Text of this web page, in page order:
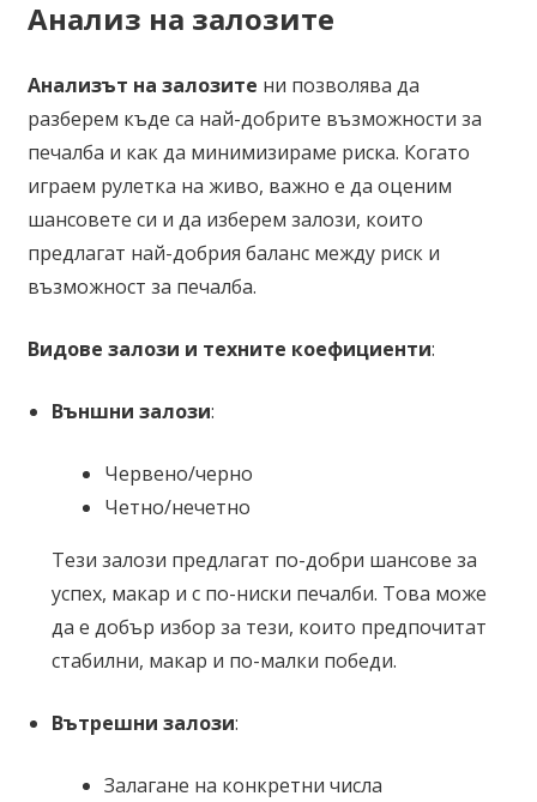
Анализ на залозите
Анализът на залозите ни позволява да
разберем къде са най-добрите възможности за
печалба и как да минимизираме риска. Когато
играем рулетка на живо, важно е да оценим
шансовете си и да изберем залози, които
предлагат най-добрия баланс между риск и
възможност за печалба.
Видове залози и техните коефициенти:
Външни залози:
Червено/черно
Четно/нечетно
Тези залози предлагат по-добри шансове за
успех, макар и с по-ниски печалби. Това може
да е добър избор за тези, които предпочитат
стабилни, макар и по-малки победи.
Вътрешни залози:
Залагане на конкретни числа